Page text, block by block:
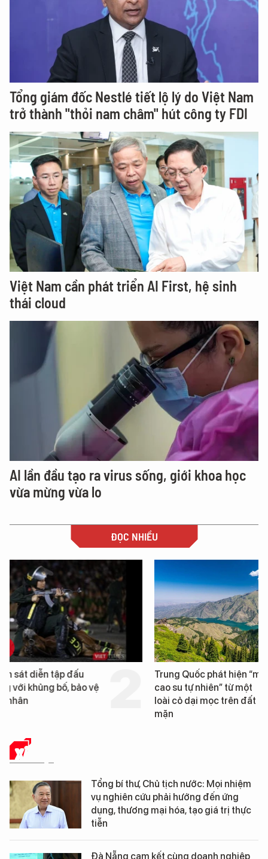
Tổng giám đốc Nestlé tiết lộ lý do Việt Nam
trở thành "thỏi nam châm" hút công ty FDI
Việt Nam cần phát triển AI First, hệ sinh
thái cloud
AI lần đầu tạo ra virus sống, giới khoa học
vừa mừng vừa lo
ĐỌC NHIỀU
Trung Quốc phát hiện “mỏ
cao su tự nhiên” từ một
loài cỏ dại mọc trên đất
Loạt dự án bất động
Đà Nẵng sắp bị kiểm
XÃ HỘI
Tổng bí thư, Chủ tịch nước: Mọi nhiệm
vụ nghiên cứu phải hướng đến ứng
dụng, thương mại hóa, tạo giá trị thực
tiễn
Đà Nẵng cam kết cùng doanh nghiệp